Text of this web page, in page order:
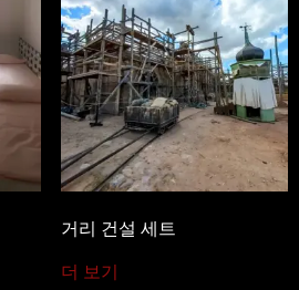
거리 건설 세트
더 보기